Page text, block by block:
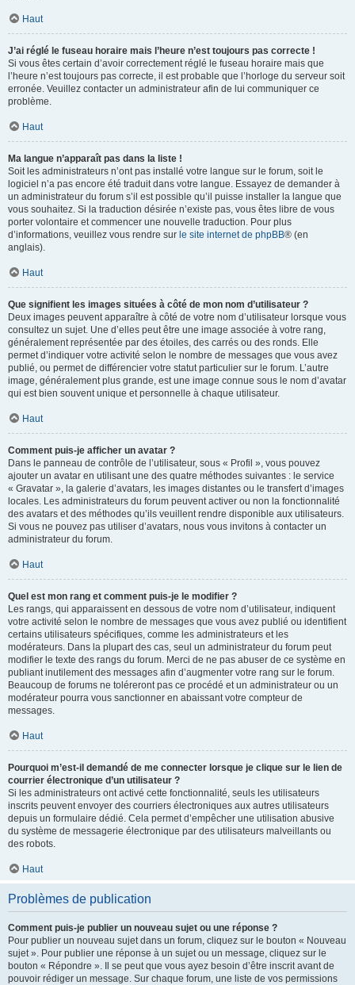
Haut
J’ai réglé le fuseau horaire mais l’heure n’est toujours pas correcte !
Si vous êtes certain d’avoir correctement réglé le fuseau horaire mais que
l’heure n’est toujours pas correcte, il est probable que l’horloge du serveur soit
erronée. Veuillez contacter un administrateur afin de lui communiquer ce
problème.
Haut
Ma langue n’apparaît pas dans la liste !
Soit les administrateurs n’ont pas installé votre langue sur le forum, soit le
logiciel n’a pas encore été traduit dans votre langue. Essayez de demander à
un administrateur du forum s’il est possible qu’il puisse installer la langue que
vous souhaitez. Si la traduction désirée n’existe pas, vous êtes libre de vous
porter volontaire et commencer une nouvelle traduction. Pour plus
d’informations, veuillez vous rendre sur le site internet de phpBB® (en
anglais).
Haut
Que signifient les images situées à côté de mon nom d’utilisateur ?
Deux images peuvent apparaître à côté de votre nom d’utilisateur lorsque vous
consultez un sujet. Une d’elles peut être une image associée à votre rang,
généralement représentée par des étoiles, des carrés ou des ronds. Elle
permet d’indiquer votre activité selon le nombre de messages que vous avez
publié, ou permet de différencier votre statut particulier sur le forum. L’autre
image, généralement plus grande, est une image connue sous le nom d’avatar
qui est bien souvent unique et personnelle à chaque utilisateur.
Haut
Comment puis-je afficher un avatar ?
Dans le panneau de contrôle de l’utilisateur, sous « Profil », vous pouvez
ajouter un avatar en utilisant une des quatre méthodes suivantes : le service
« Gravatar », la galerie d’avatars, les images distantes ou le transfert d’images
locales. Les administrateurs du forum peuvent activer ou non la fonctionnalité
des avatars et des méthodes qu’ils veuillent rendre disponible aux utilisateurs.
Si vous ne pouvez pas utiliser d’avatars, nous vous invitons à contacter un
administrateur du forum.
Haut
Quel est mon rang et comment puis-je le modifier ?
Les rangs, qui apparaissent en dessous de votre nom d’utilisateur, indiquent
votre activité selon le nombre de messages que vous avez publié ou identifient
certains utilisateurs spécifiques, comme les administrateurs et les
modérateurs. Dans la plupart des cas, seul un administrateur du forum peut
modifier le texte des rangs du forum. Merci de ne pas abuser de ce système en
publiant inutilement des messages afin d’augmenter votre rang sur le forum.
Beaucoup de forums ne toléreront pas ce procédé et un administrateur ou un
modérateur pourra vous sanctionner en abaissant votre compteur de
messages.
Haut
Pourquoi m’est-il demandé de me connecter lorsque je clique sur le lien de
courrier électronique d’un utilisateur ?
Si les administrateurs ont activé cette fonctionnalité, seuls les utilisateurs
inscrits peuvent envoyer des courriers électroniques aux autres utilisateurs
depuis un formulaire dédié. Cela permet d’empêcher une utilisation abusive
du système de messagerie électronique par des utilisateurs malveillants ou
des robots.
Haut
Problèmes de publication
Comment puis-je publier un nouveau sujet ou une réponse ?
Pour publier un nouveau sujet dans un forum, cliquez sur le bouton « Nouveau
sujet ». Pour publier une réponse à un sujet ou un message, cliquez sur le
bouton « Répondre ». Il se peut que vous ayez besoin d’être inscrit avant de
pouvoir rédiger un message. Sur chaque forum, une liste de vos permissions